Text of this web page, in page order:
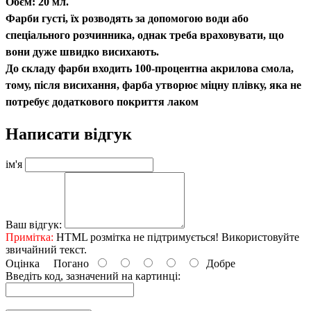
Фарби густі, їх розводять за допомогою води або
спеціального розчинника, однак треба враховувати, що
вони дуже швидко висихають.
До складу фарби входить 100-процентна акрилова смола,
тому, після висихання, фарба утворює міцну плівку, яка не
потребує додаткового покриття лаком
Написати відгук
ім'я
Ваш відгук:
Примітка: HTML розмітка не підтримується! Використовуйте
звичайний текст.
Оцінка Погано
Добре
Введіть код, зазначений на картинці: